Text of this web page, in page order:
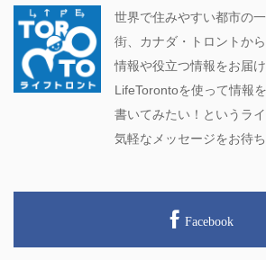
世界で住みやすい都市の
街、カナダ・トロントか
情報や役立つ情報をお届
LifeTorontoを使って情報
書いてみたい！というラ
気軽なメッセージをお待ち
Facebook